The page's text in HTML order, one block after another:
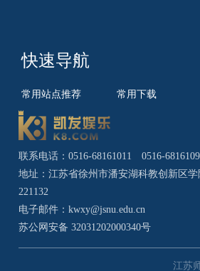
快速导航
常用站点推荐 常用下载
联系电话：0516-68161011 0516-
地址：江苏省徐州市潘安湖科教创新区学
221132
电子邮件：kwxy@jsnu.edu.cn
苏公网安备 32031202000340号
江苏